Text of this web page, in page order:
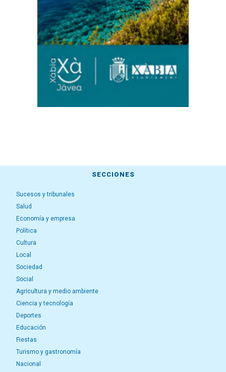
SECCIONES
Sucesos y tribunales
Salud
Economía y empresa
Política
Cultura
Local
Sociedad
Social
Agricultura y medio ambiente
Ciencia y tecnología
Deportes
Educación
Fiestas
Turismo y gastronomía
Nacional